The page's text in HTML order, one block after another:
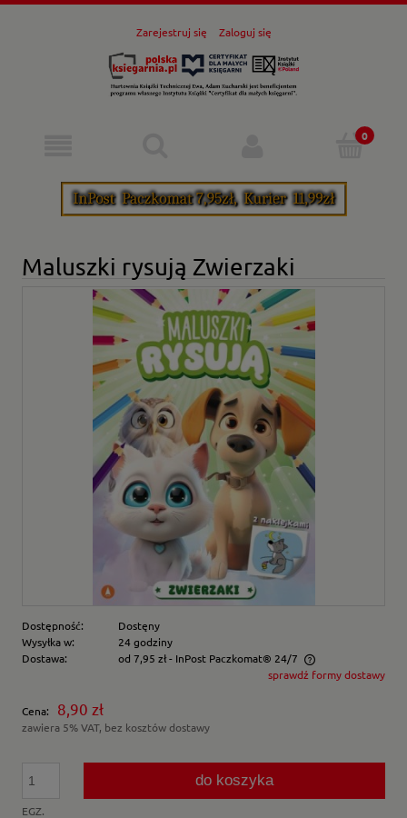
Zarejestruj się Zaloguj się
Maluszki rysują Zwierzaki
Dostępność:
Dostęny
Wysyłka w:
24 godziny
Dostawa:
od 7,95 zł- InPost Paczkomat® 24/7
Cena nie zawiera ewentualnych kosztów płatnościsprawdź formy dostawy
Cena: 8,90 zł
zawiera 5% VAT, bez kosztów dostawy
EGZ.
do koszyka